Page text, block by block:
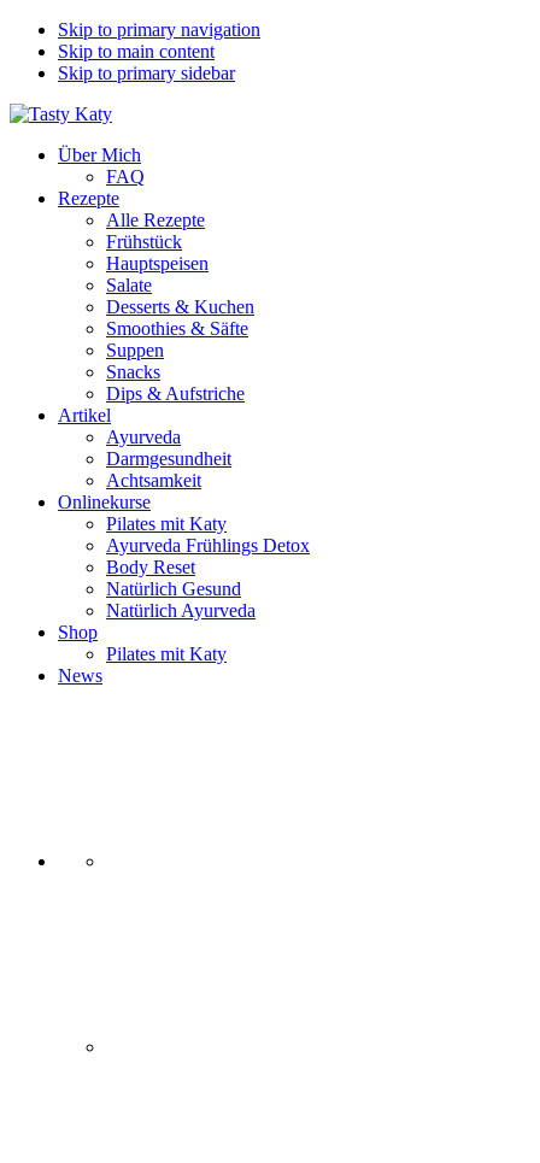
Skip to primary navigation
Skip to main content
Skip to primary sidebar
Über Mich
FAQ
Rezepte
Alle Rezepte
Frühstück
Hauptspeisen
Salate
Desserts & Kuchen
Smoothies & Säfte
Suppen
Snacks
Dips & Aufstriche
Artikel
Ayurveda
Darmgesundheit
Achtsamkeit
Onlinekurse
Pilates mit Katy
Ayurveda Frühlings Detox
Body Reset
Natürlich Gesund
Natürlich Ayurveda
Shop
Pilates mit Katy
News